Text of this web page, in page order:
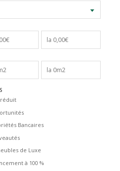
Bancaires
de Luxe
à 100 %